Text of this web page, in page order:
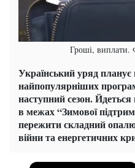
Гроші, виплати.
Український уряд
найпопулярніших
наступний сезон. Йдеться
в межах “Зимової
пережити складний
війни та енергетичних